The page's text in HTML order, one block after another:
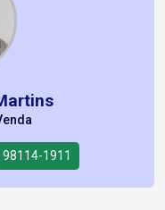
1911